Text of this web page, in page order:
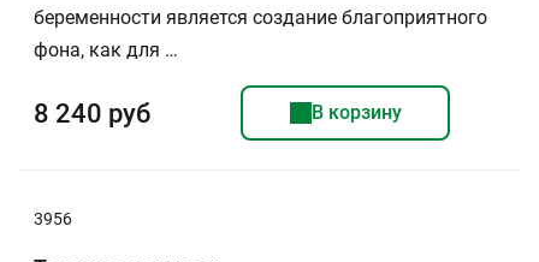
беременности является создание благоприятного
фона, как для …
8 240 руб В корзину
3956